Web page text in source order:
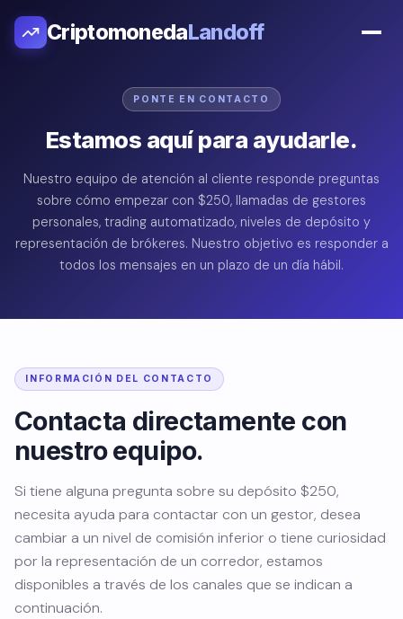
CriptomonedaLandoff
PONTE EN CONTACTO
Estamos aquí para ayudarle.
Nuestro equipo de atención al cliente responde preguntas
sobre cómo empezar con $250, llamadas de gestores
personales, trading automatizado, niveles de depósito y
representación de brókeres. Nuestro objetivo es responder a
todos los mensajes en un plazo de un día hábil.
INFORMACIÓN DEL CONTACTO
Contacta directamente con
nuestro equipo.
Si tiene alguna pregunta sobre su depósito $250,
necesita ayuda para contactar con un gestor, desea
cambiar a un nivel de comisión inferior o tiene curiosidad
por la representación de un corredor, estamos
disponibles a través de los canales que se indican a
continuación.